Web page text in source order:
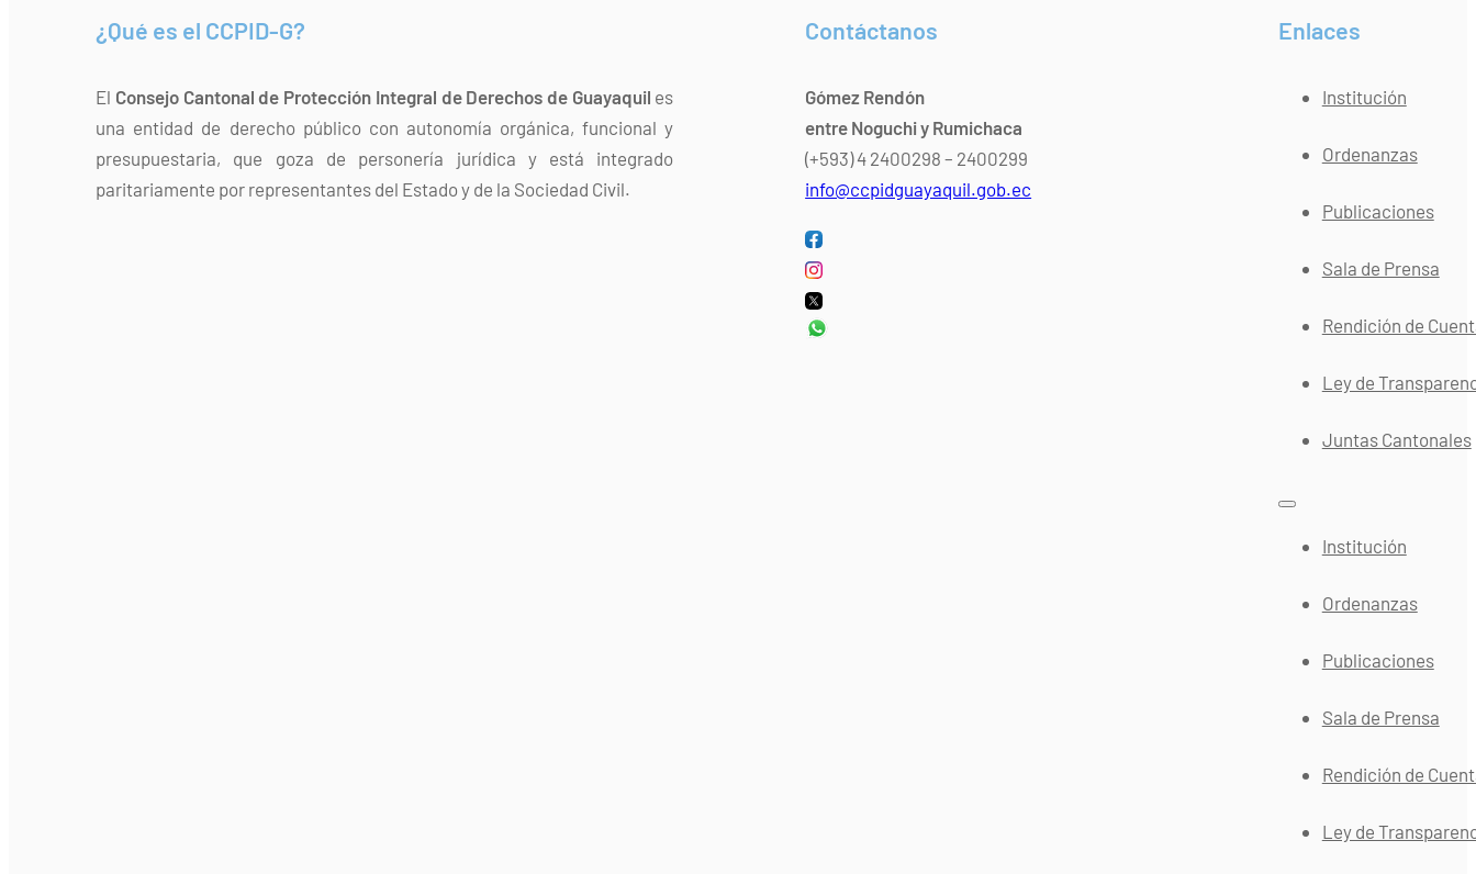
¿Qué es el CCPID-G?
El Consejo Cantonal de Protección Integral de Derechos de Guayaquil es
una entidad de derecho público con autonomía orgánica, funcional y
presupuestaria, que goza de personería jurídica y está integrado
paritariamente por representantes del Estado y de la Sociedad Civil.
Contáctanos
Gómez Rendón
entre Noguchi y Rumichaca
(+593) 4 2400298 – 2400299
info@ccpidguayaquil.gob.ec
Enlaces
Institución
Ordenanzas
Publicaciones
Sala de Prensa
Rendición de
Ley de
Juntas Cantonales
Institución
Ordenanzas
Publicaciones
Sala de Prensa
Rendición de
Ley de